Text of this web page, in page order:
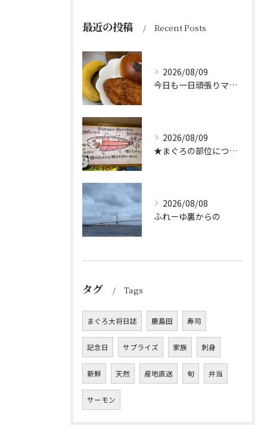
最近の投稿 Recent Posts
2026/08/09
今日も一日頑張りマッスル💪
2026/08/09
★まぐろの部位について★
2026/08/08
ふれーゆ裏からの
タグ Tags
まぐろ大将日誌 鹿島田 寿司
記念日 サプライズ 家族 刺身
新鮮 天然 産地直送 旬 弁当
サーモン